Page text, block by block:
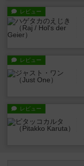
レビュー
レビュー
レビュー